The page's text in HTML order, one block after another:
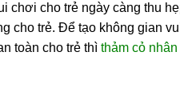
chơi cho trẻ ngày càng thu
cho trẻ. Để tạo không gian
toàn cho trẻ thì thảm cỏ nhân